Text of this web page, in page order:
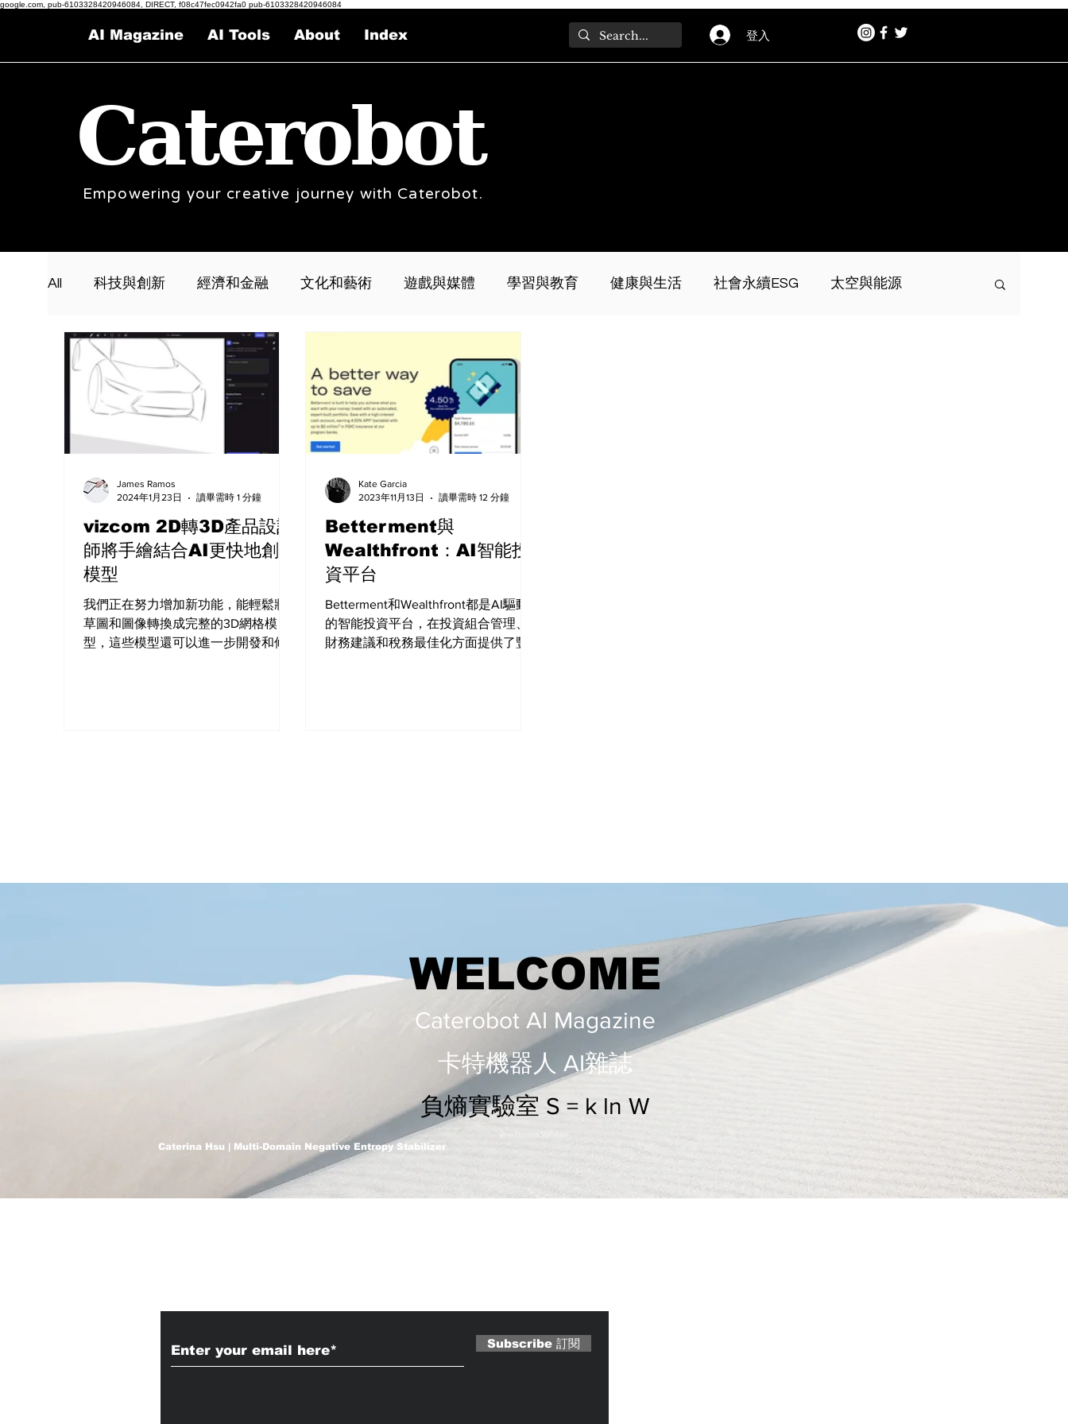
google.com, pub-6103328420946084, DIRECT, f08c47fec0942fa0 pub-6103328420946084
AI Magazine AI Tools About Index 登入
Caterobot
Empowering your creative journey with Caterobot.
All 科技與創新 經濟和金融 文化和藝術 遊戲與媒體 學習與教育 健康與生活 社會永續ESG 太空與能源
vizcom 2D轉3D產品設計
師將手繪結合AI更快地創建
模型
我們正在努力增加新功能，能輕鬆將
草圖和圖像轉換成完整的3D網格模
型，這些模型還可以進一步開發和修
James Ramos
2024年1月23日
讀畢需時 1 分鐘
Betterment與
Wealthfront：AI智能投
資平台
Betterment和Wealthfront都是AI驅動
的智能投資平台，在投資組合管理、
財務建議和稅務最佳化方面提供了豐
Kate Garcia
2023年11月13日
讀畢需時 12 分鐘
WELCOME
Caterobot AI Magazine
​​卡特機器人 AI雜誌
負熵實驗室 S = k ln W
2nm Process Stabilizer
Caterina Hsu | Multi-Domain Negative Entropy Stabilizer
Subscribe 訂閱